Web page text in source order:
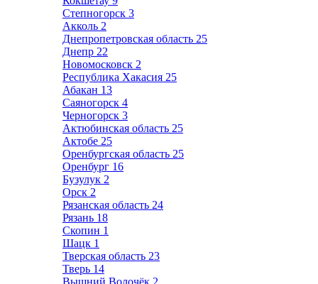
Степногорск 3
Акколь 2
Днепропетровская область 25
Днепр 22
Новомосковск 2
Республика Хакасия 25
Абакан 13
Саяногорск 4
Черногорск 3
Актюбинская область 25
Актобе 25
Оренбургская область 25
Оренбург 16
Бузулук 2
Орск 2
Рязанская область 24
Рязань 18
Скопин 1
Шацк 1
Тверская область 23
Тверь 14
Вышний Волочёк 2